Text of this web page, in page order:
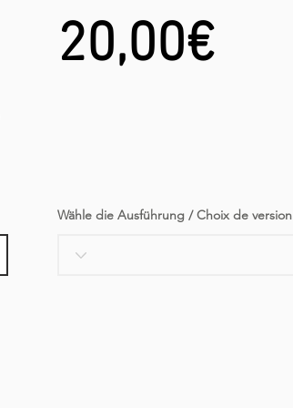
Wähle die Ausführung / Choix de version
20,00€